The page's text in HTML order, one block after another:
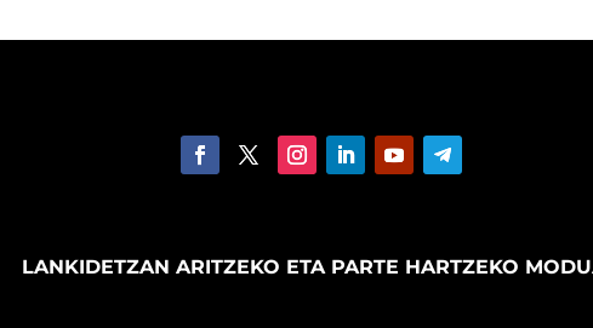
LANKIDETZAN ARITZEKO ETA PARTE HARTZEKO